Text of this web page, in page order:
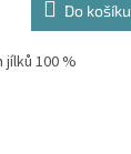
Do košíku
100 %